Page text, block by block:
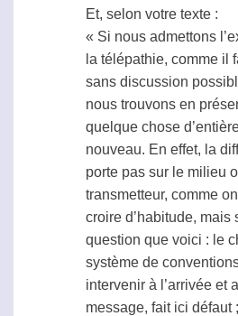
Et, selon votre texte :
« Si nous admettons
la télépathie, comme il
sans discussion
nous trouvons en
quelque chose
nouveau. En effet, la
porte pas sur le milieu
transmetteur, comme
croire d’habitude, mais
question que voici : le
système de
intervenir à l’arrivée et
message, fait ici défaut